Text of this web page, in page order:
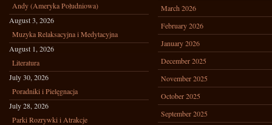
Andy (Ameryka Południowa)
August 3, 2026
Muzyka Relaksacyjna i Medytacyjna
August 1, 2026
Literatura
July 30, 2026
Poradniki i Pielęgnacja
July 28, 2026
Parki Rozrywki i Atrakcje
March 2026
February 2026
January 2026
December 2025
November 2025
October 2025
September 2025